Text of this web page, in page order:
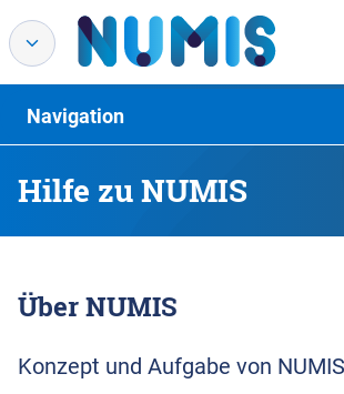
Hilfe zu NUMIS
Navigation
Über NUMIS
Konzept und Aufgabe von NUMIS